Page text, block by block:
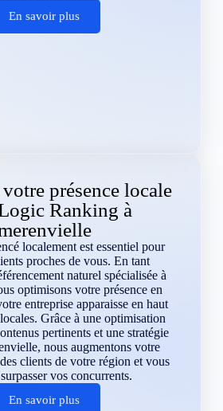
En savoir plus
présence locale
Ranking à
localement est essentiel pour
proches de vous. En tant
naturel spécialisée à
optimisons votre présence en
entreprise apparaisse en haut
Grâce à une optimisation
pertinents et une stratégie
nous augmentons votre
clients de votre région et vous
vos concurrents.
En savoir plus